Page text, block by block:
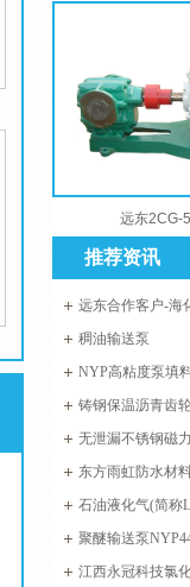
远东2CG-
推荐资讯
远东合作客户-海
稠油输送泵
NYP高粘度泵填
铸钢保温沥青齿
无泄漏不锈钢磁
东方雨虹防水材
螺杆泵案例
石油液化气(简称
以吗聚醚输送泵
江西永冠科技氯